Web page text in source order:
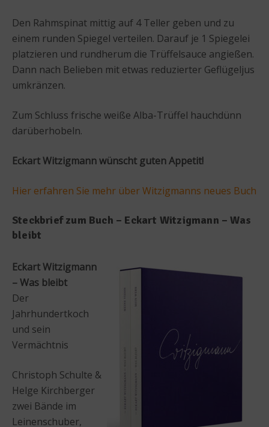
Den Rahmspinat mittig auf 4 Teller geben und zu
einem runden Spiegel verteilen. Darauf je 1 Spiegelei
platzieren und rundherum die Trüffelsauce angießen.
Dann nach Belieben mit etwas reduzierter Geflügeljus
umkränzen.
Zum Schluss frische weiße Alba-Trüffel hauchdünn
darüberhobeln.
Eckart Witzigmann wünscht guten Appetit!
Hier erfahren Sie mehr über Witzigmanns neues Buch
Steckbrief zum Buch – Eckart Witzigmann – Was
bleibt
Eckart Witzigmann
– Was bleibt
Der
Jahrhundertkoch
und sein
Vermächtnis
Christoph Schulte &
Helge Kirchberger
zwei Bände im
Leinenschuber,